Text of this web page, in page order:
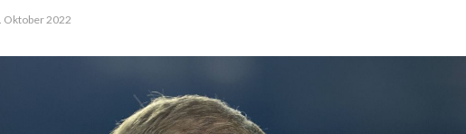
Oktober 2022